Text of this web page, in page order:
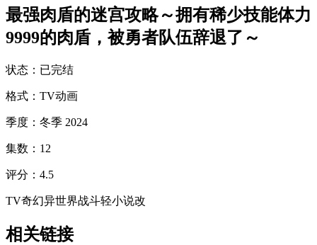
最强肉盾的迷宫攻略～拥有稀少技能体力
9999的肉盾，被勇者队伍辞退了～
状态 ： 已完结
格式 ： TV动画
季度 ： 冬季 2024
集数 ： 12
评分 ： 4.5
TV奇幻异世界战斗轻小说改
相关链接